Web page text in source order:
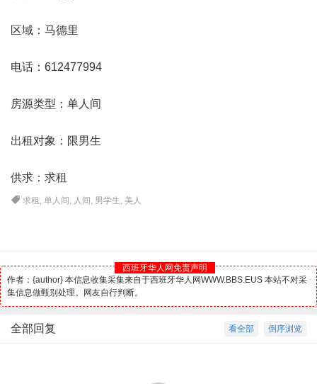
区域： 马德里
电话：612477994
房源类型：单人间
出租对象：限男生
供求：求租
求租 ,单人间 , 人间 , 男学生, 美人
西班牙华人网免责声明
作者：{author} 本信息收集采集来自于西班牙华人网WWW.BBS.EUS 本站不对采
集信息做甄别处理。网友自行判断。
倒序浏览
看全部
全部回复